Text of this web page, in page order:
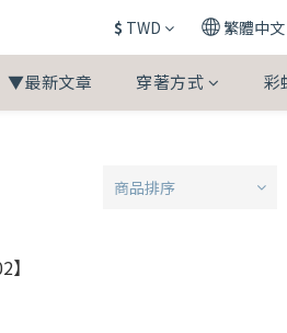
$ TWD 繁體中文
▼最新文章 穿著方式 彩
商品排序